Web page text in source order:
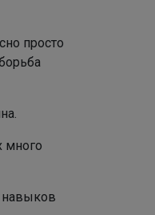
просто
много
навыков